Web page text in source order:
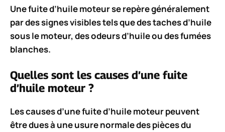
Une fuite d’huile moteur se repère généralement
par des signes visibles tels que des taches d’huile
sous le moteur, des odeurs d’huile ou des fumées
blanches.
Quelles sont les causes d’une fuite
d’huile moteur ?
Les causes d’une fuite d’huile moteur peuvent
être dues à une usure normale des pièces du